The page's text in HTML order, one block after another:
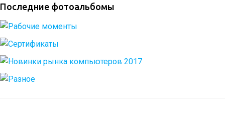
Последние фотоальбомы